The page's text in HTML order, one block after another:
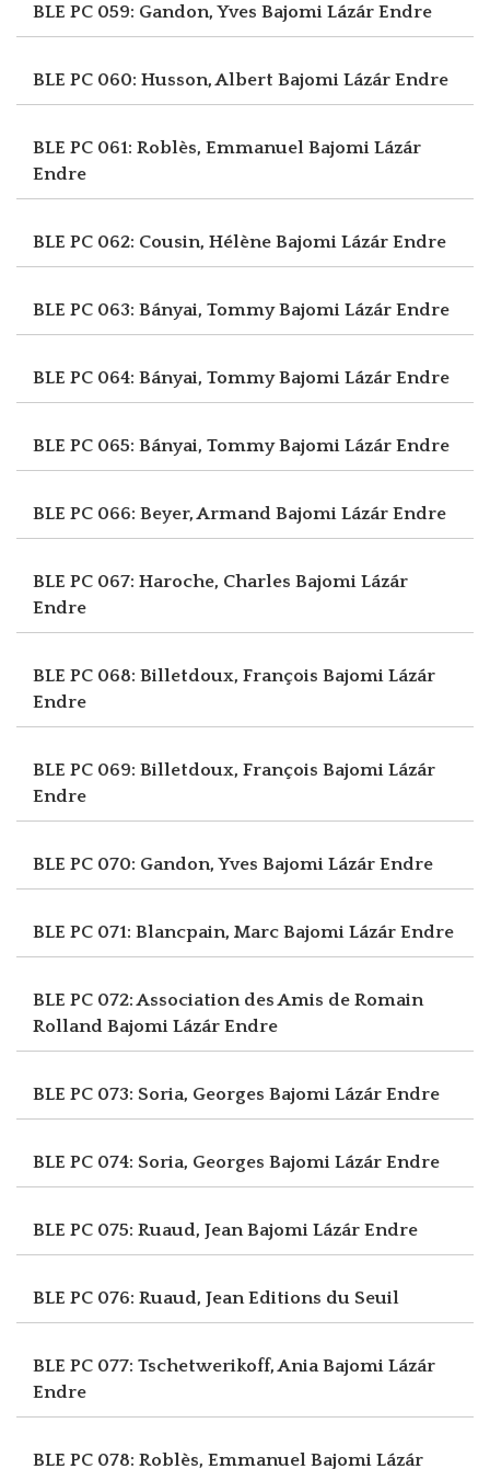
BLE PC 059: Gandon, Yves Bajomi Lázár Endre
BLE PC 060: Husson, Albert Bajomi Lázár Endre
BLE PC 061: Roblès, Emmanuel Bajomi Lázár
Endre
BLE PC 062: Cousin, Hélène Bajomi Lázár Endre
BLE PC 063: Bányai, TommyBajomi Lázár Endre
BLE PC 064: Bányai, TommyBajomi Lázár Endre
BLE PC 065: Bányai, TommyBajomi Lázár Endre
BLE PC 066: Beyer, Armand Bajomi Lázár Endre
BLE PC 067: Haroche, Charles Bajomi Lázár
Endre
BLE PC 068: Billetdoux, François Bajomi Lázár
Endre
BLE PC 069: Billetdoux, François Bajomi Lázár
Endre
BLE PC 070: Gandon, Yves Bajomi Lázár Endre
BLE PC 071: Blancpain, Marc Bajomi Lázár Endre
BLE PC 072: Association des Amis de Romain
Rolland Bajomi Lázár Endre
BLE PC 073: Soria, Georges Bajomi Lázár Endre
BLE PC 074: Soria, Georges Bajomi Lázár Endre
BLE PC 075: Ruaud, JeanBajomi Lázár Endre
BLE PC 076: Ruaud, JeanEditions du Seuil
BLE PC 077: Tschetwerikoff, AniaBajomi Lázár
Endre
BLE PC 078: Roblès, Emmanuel Bajomi Lázár